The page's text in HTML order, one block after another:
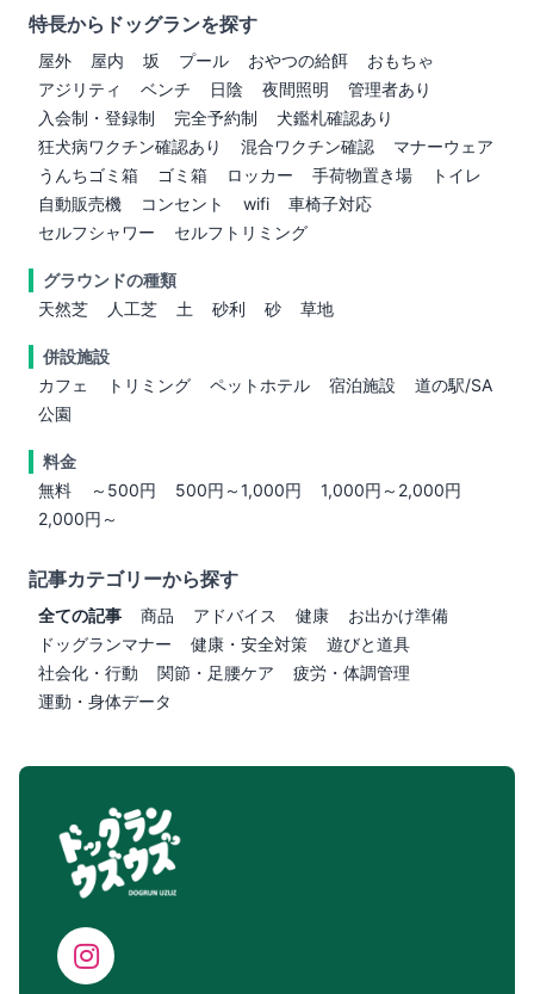
特長からドッグランを探す
屋外 屋内 坂 プール おやつの給餌
おもちゃ
アジリティ
ベンチ 日陰 夜間照明
管理者あり
入会制・登録制
完全予約制
犬鑑札確認あり
狂犬病ワクチン確認あり
混合ワクチン確認
マナーウェア
うんちゴミ箱
ゴミ箱 ロッカー 手荷物置き場
トイレ
自動販売機
コンセント wifi
車椅子対応
セルフシャワー
セルフトリミング
グラウンドの種類
天然芝
人工芝 土 砂利 砂 草地
併設施設
カフェ
トリミング ペットホテル 宿泊施設
道の駅/SA
公園
料金
無料
～500円 500円～1,000円
1,000円～2,000円
2,000円～
記事カテゴリーから探す
全ての記事 商品 アドバイス 健康
お出かけ準備
ドッグランマナー
健康・安全対策
遊びと道具
社会化・行動
関節・足腰ケア
疲労・体調管理
運動・身体データ